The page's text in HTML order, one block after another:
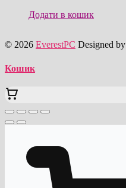
Додати в кошик
© 2026 EverestPC Designed by
Кошик